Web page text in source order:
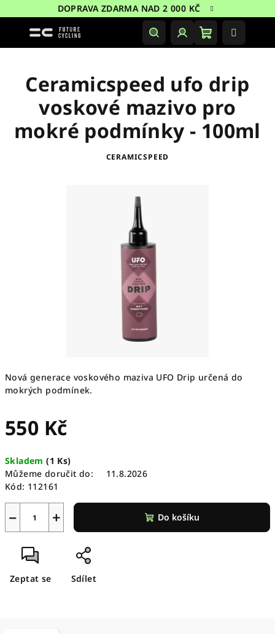
na
DOPRAVA ZDARMA NAD 2 000 KČ
HledatPřihlášeníNákupní
Nová generace voskového maziva UFO Drip určená do
mokrých podmínek.
550 Kč
cena:
Skladem(1 Ks)
Můžeme doručit do:
11.8.2026
Kód: 112161
+
− Do košíku
Zeptat se Sdílet
Ceramicspeed ufo drip
voskové mazivo pro
mokré podmínky - 100ml
CERAMICSPEED